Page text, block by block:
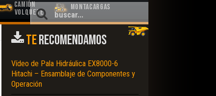
Camión
Volquete
Montacargas
TERECOMENDAMOS
Vídeo de Pala Hidráulica EX8000-6
Hitachi – Ensamblaje de Componentes y
Operación